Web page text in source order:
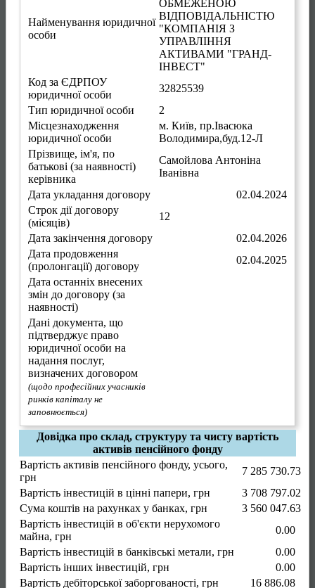
Найменування юридичної
особи
ОБМЕЖЕНОЮ
ВІДПОВІДАЛЬНІСТЮ
"КОМПАНІЯ З
УПРАВЛІННЯ
АКТИВАМИ "ГРАНД-
ІНВЕСТ"
Код за ЄДРПОУ
юридичної особи
32825539
Тип юридичної особи
2
Місцезнаходження
юридичної особи
м. Київ, пр.Івасюка
Володимира,буд.12-Л
Прізвище, ім'я, по
батькові (за наявності)
керівника
Самойлова Антоніна
Іванівна
Дата укладання договору
02.04.2024
Строк дії договору
(місяців)
12
Дата закінчення договору
02.04.2026
Дата продовження
(пролонгації) договору
02.04.2025
Дата останніх внесених
змін до договору (за
наявності)
Дані документа, що
підтверджує право
юридичної особи на
надання послуг,
визначених договором
(щодо професійних учасників
ринків капіталу не
заповнюється)
Довідка про склад, структуру та чисту вартість
активів пенсійного фонду
Вартість активів пенсійного фонду, усього,
грн
7 285 730.73
Вартість інвестицій в цінні папери, грн
3 708 797.02
Сума коштів на рахунках у банках, грн
3 560 047.63
Вартість інвестицій в об'єкти нерухомого
майна, грн
0.00
Вартість інвестицій в банківські метали, грн
0.00
Вартість інших інвестицій, грн
0.00
Вартість дебіторської заборгованості, грн
16 886.08